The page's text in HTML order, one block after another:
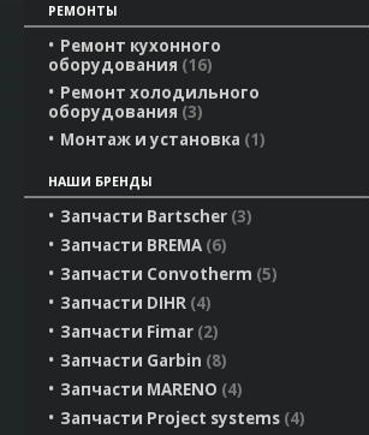
РЕМОНТЫ
Ремонт кухонного
оборудования 16
Ремонт холодильного
оборудования 3
Монтаж и установка 1
НАШИ БРЕНДЫ
Запчасти Bartscher 3
Запчасти BREMA 6
Запчасти Convotherm 5
Запчасти DIHR 4
Запчасти Fimar 2
Запчасти Garbin 8
Запчасти MARENO 4
Запчасти Project systems 4